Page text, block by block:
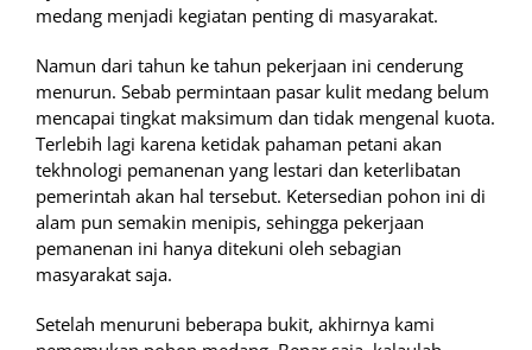
medang menjadi kegiatan penting di masyarakat.
Namun dari tahun ke tahun pekerjaan ini cenderung
menurun. Sebab permintaan pasar kulit medang belum
mencapai tingkat maksimum dan tidak mengenal kuota.
Terlebih lagi karena ketidak pahaman petani akan
tekhnologi pemanenan yang lestari dan keterlibatan
pemerintah akan hal tersebut. Ketersedian pohon ini di
alam pun semakin menipis, sehingga pekerjaan
pemanenan ini hanya ditekuni oleh sebagian
masyarakat saja.
Setelah menuruni beberapa bukit, akhirnya kami